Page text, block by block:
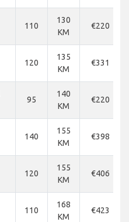
110
130
KM
€220
120
135
KM
€331
95
140
KM
€220
140
155
KM
€398
120
155
KM
€406
110
168
KM
€423